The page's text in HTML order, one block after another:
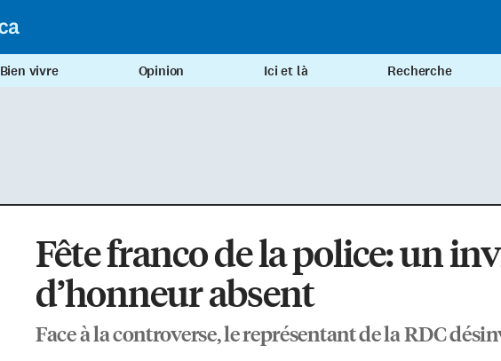
Bien vivre Opinion Ici et là Recherche
Fête franco de la police: un
d’honneur absent
Face à la controverse, le représentant de la RDC